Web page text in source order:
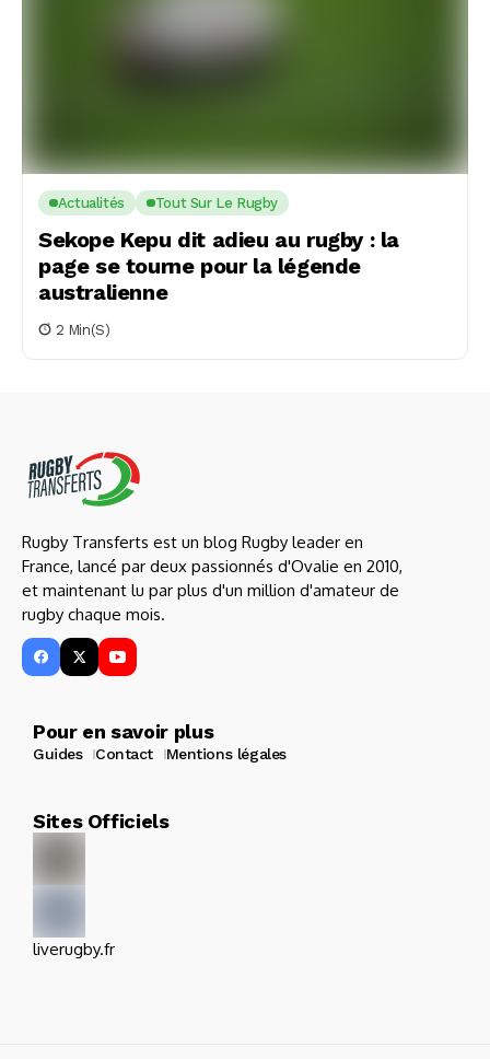
Actualités Tout Sur Le Rugby
Sekope Kepu dit adieu au rugby : la
page se tourne pour la légende
australienne
2 Min(s)
Rugby Transferts est un blog Rugby leader en
France, lancé par deux passionnés d'Ovalie en 2010,
et maintenant lu par plus d'un million d'amateur de
rugby chaque mois.
Pour en savoir plus
Guides Contact Mentions légales
Sites Officiels
liverugby.fr